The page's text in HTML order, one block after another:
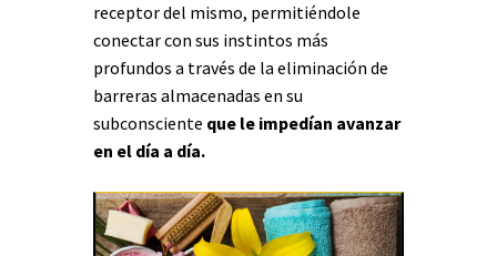
receptor del mismo, permitiéndole
conectar con sus instintos más
profundos a través de la eliminación de
barreras almacenadas en su
subconsciente que le impedían avanzar
en el día a día.